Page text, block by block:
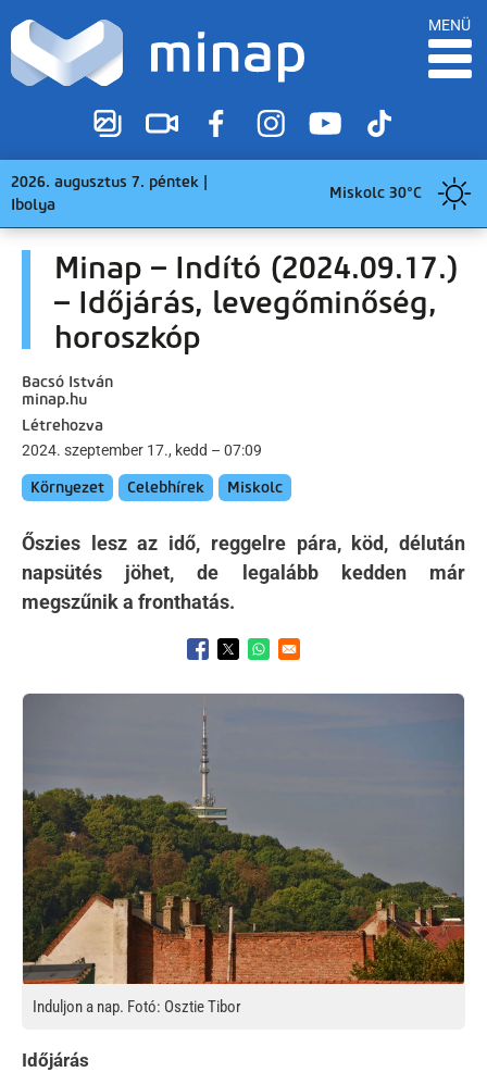
MENÜ
2026. augusztus 7. péntek |
Ibolya
Miskolc 30°C
Minap – Indító (2024.09.17.)
– Időjárás, levegőminőség,
horoszkóp
Bacsó István
minap.hu
Létrehozva
2024. szeptember 17., kedd – 07:09
Környezet Celebhírek Miskolc
Őszies lesz az idő, reggelre pára, köd, délután
napsütés jöhet, de legalább kedden már
megszűnik a fronthatás.
Opens in a new window
Opens in a new window
Opens in a new window
Kép
Induljon a nap. Fotó: Osztie Tibor
Időjárás